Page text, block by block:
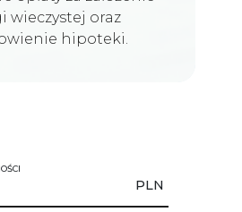
wieczystej oraz
hipoteki.
PLN